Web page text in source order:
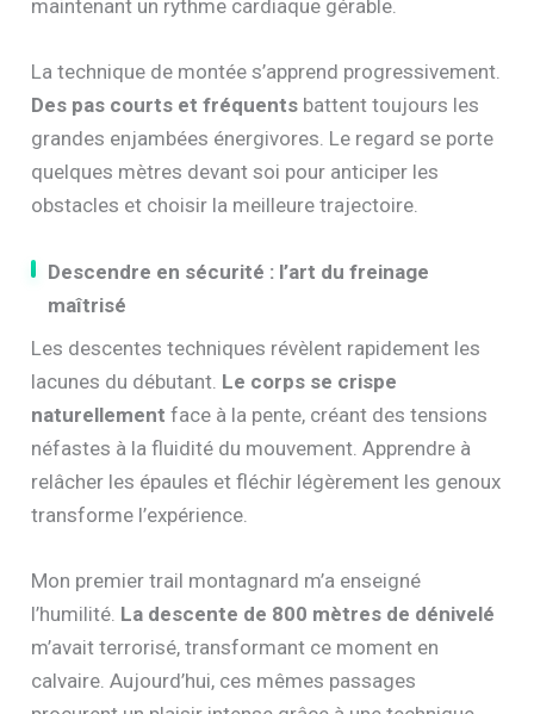
maintenant un rythme cardiaque gérable.
La technique de montée s’apprend progressivement.
Des pas courts et fréquents battent toujours les
grandes enjambées énergivores. Le regard se porte
quelques mètres devant soi pour anticiper les
obstacles et choisir la meilleure trajectoire.
Descendre en sécurité : l’art du freinage
maîtrisé
Les descentes techniques révèlent rapidement les
lacunes du débutant. Le corps se crispe
naturellement face à la pente, créant des tensions
néfastes à la fluidité du mouvement. Apprendre à
relâcher les épaules et fléchir légèrement les genoux
transforme l’expérience.
Mon premier trail montagnard m’a enseigné
l’humilité. La descente de 800 mètres de dénivelé
m’avait terrorisé, transformant ce moment en
calvaire. Aujourd’hui, ces mêmes passages